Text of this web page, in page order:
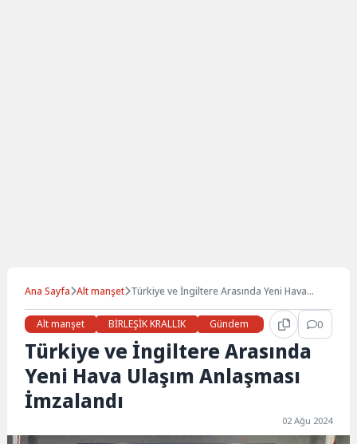
Ana Sayfa Alt manşet Türkiye ve İngiltere Arasında Yeni Hava
Alt manşet
BİRLEŞİK KRALLIK Gündem Haberler 0
Türkiye ve İngiltere Arasında
Yeni Hava Ulaşım Anlaşması
İmzalandı
02 Ağu 2024